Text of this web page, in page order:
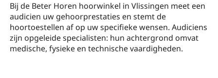
Bij de Beter Horen hoorwinkel in Vlissingen​ meet een
audicien uw gehoorprestaties en stemt de
hoortoestellen af op uw specifieke wensen. Audiciens
zijn opgeleide specialisten: hun achtergrond omvat
medische, fysieke en technische vaardigheden.